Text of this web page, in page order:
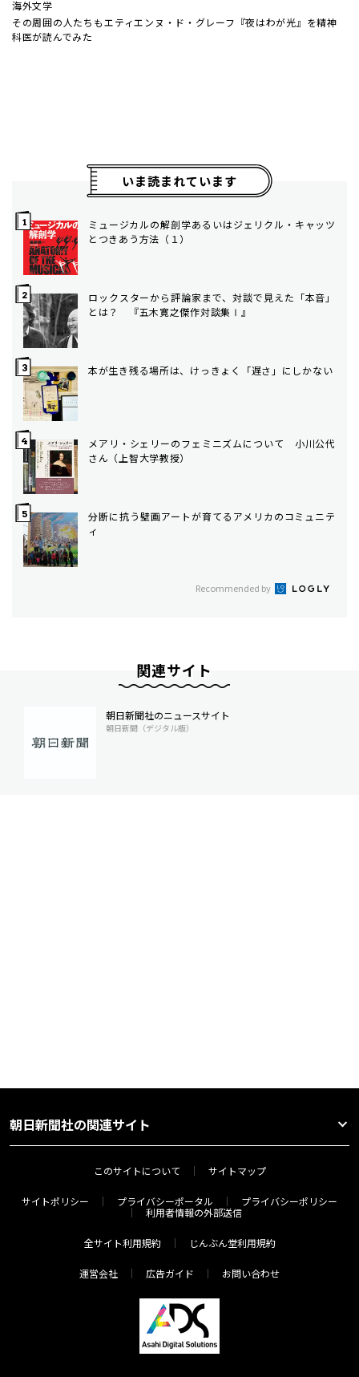
海外文学
その周囲の人たちも――エティエンヌ・ド・グレーフ『夜はわが光』を精神
科医が読んでみた
いま読まれています
ミュージカルの解剖学――あるいはジェリクル・キャッツ
とつきあう方法（１）
ロックスターから評論家まで、対談で見えた「本音」
とは？ 『五木寛之傑作対談集Ⅰ』
本が生き残る場所は、けっきょく「遅さ」にしかない
メアリ・シェリーのフェミニズムについて 小川公代
さん（上智大学教授）
分断に抗う壁画――アートが育てるアメリカのコミュニテ
ィ
Recommended by
関連サイト
朝日新聞社のニュースサイト
朝日新聞（デジタル版）
朝日新聞社の関連サイト
このサイトについて サイトマップ
サイトポリシー プライバシーポータル
プライバシーポリシー
利用者情報の外部送信
全サイト利用規約 じんぶん堂利用規約
運営会社 広告ガイド お問い合わせ